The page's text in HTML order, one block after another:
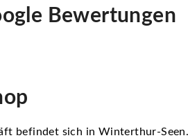
Bewertungen
befindet sich in Winterthur-